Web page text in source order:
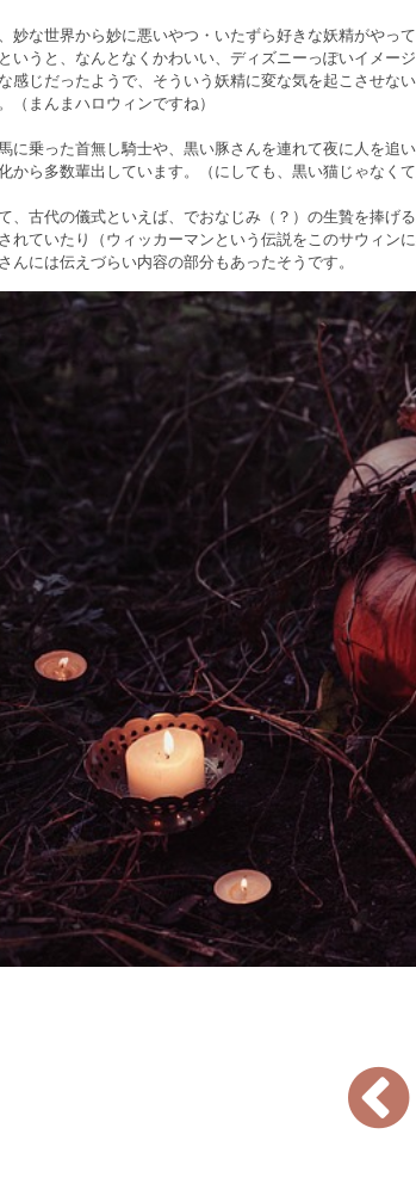
妙な世界から妙に悪いやつ・いたずら好きな妖精がやっ
いうと、なんとなくかわいい、ディズニーっぽいイメー
感じだったようで、そういう妖精に変な気を起こさせな
（まんまハロウィンですね）
に乗った首無し騎士や、黒い豚さんを連れて夜に人を追
から多数輩出しています。（にしても、黒い猫じゃなくて
、古代の儀式といえば、でおなじみ（？）の生贄を捧げ
れていたり（ウィッカーマンという伝説をこのサウィン
んには伝えづらい内容の部分もあったそうです。